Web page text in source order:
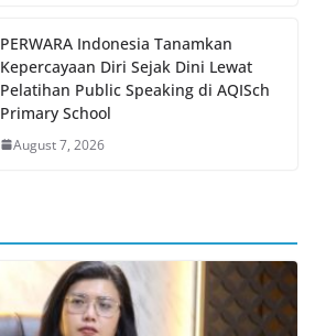
PERWARA Indonesia Tanamkan
Kepercayaan Diri Sejak Dini Lewat
Pelatihan Public Speaking di AQISch
Primary School
August 7, 2026